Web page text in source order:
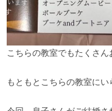
こちらの教室でもたくさん
もともとこちらの教室にい